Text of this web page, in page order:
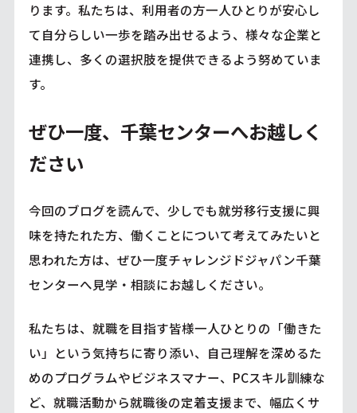
ります。私たちは、利用者の方一人ひとりが安心し
て自分らしい一歩を踏み出せるよう、様々な企業と
連携し、多くの選択肢を提供できるよう努めていま
す。
ぜひ一度、千葉センターへお越しく
ださい
今回のブログを読んで、少しでも就労移行支援に興
味を持たれた方、働くことについて考えてみたいと
思われた方は、ぜひ一度チャレンジドジャパン千葉
センターへ見学・相談にお越しください。
私たちは、就職を目指す皆様一人ひとりの「働きた
い」という気持ちに寄り添い、自己理解を深めるた
めのプログラムやビジネスマナー、PCスキル訓練な
ど、就職活動から就職後の定着支援まで、幅広くサ